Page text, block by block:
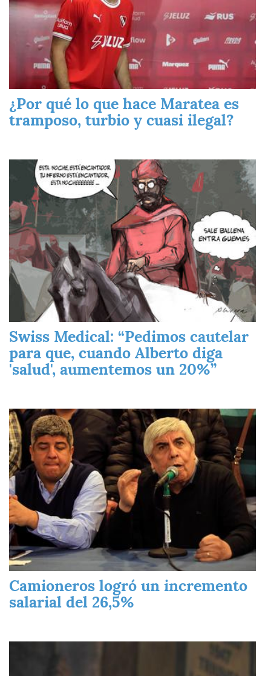
¿Por qué lo que hace Maratea es
tramposo, turbio y cuasi ilegal?
Imagen
Swiss Medical: “Pedimos cautelar
para que, cuando Alberto diga
'salud', aumentemos un 20%”
Imagen
Camioneros logró un incremento
salarial del 26,5%